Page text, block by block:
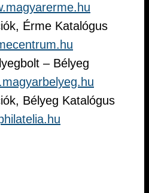
Érme Katalógus
– Bélyeg
Bélyeg Katalógus